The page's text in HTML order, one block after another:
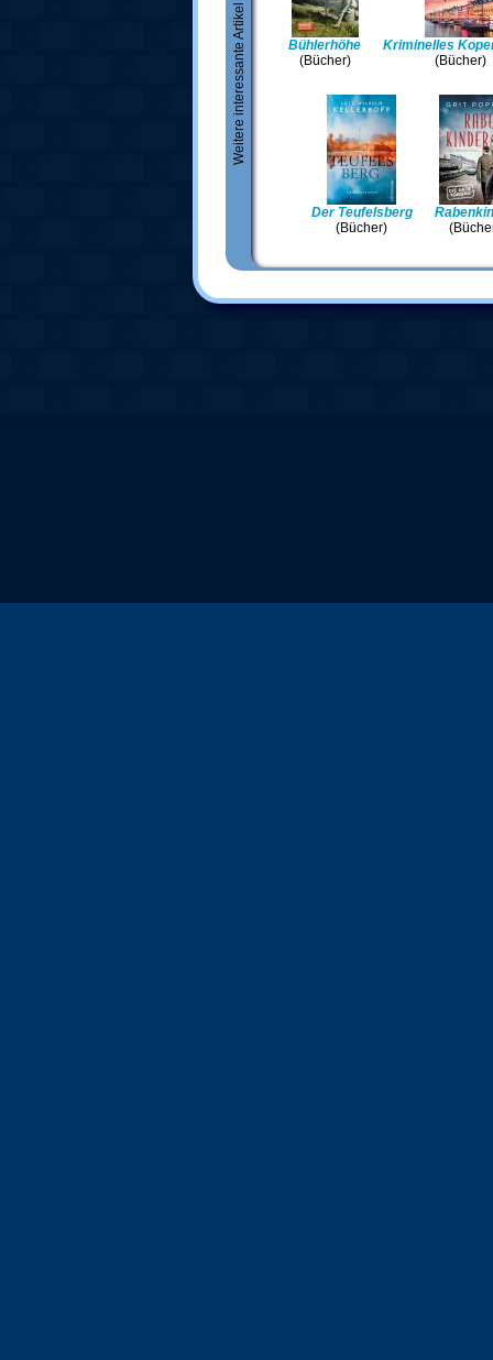
Weitere interessante Artikel
Bühlerhöhe
(Bücher)
Kriminelles
(Bücher)
Der Teufelsberg
(Bücher)